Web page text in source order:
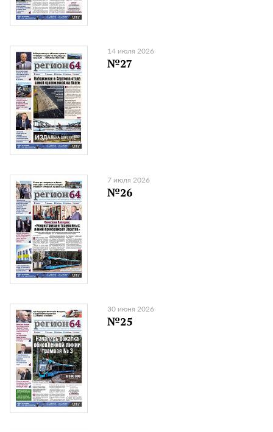
14 июля 2026
№27
7 июля 2026
№26
30 июня 2026
№25